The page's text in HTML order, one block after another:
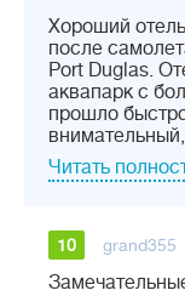
Хороший
после
Port Duglas.
аквапарк с
прошло
Читать
10 grand355